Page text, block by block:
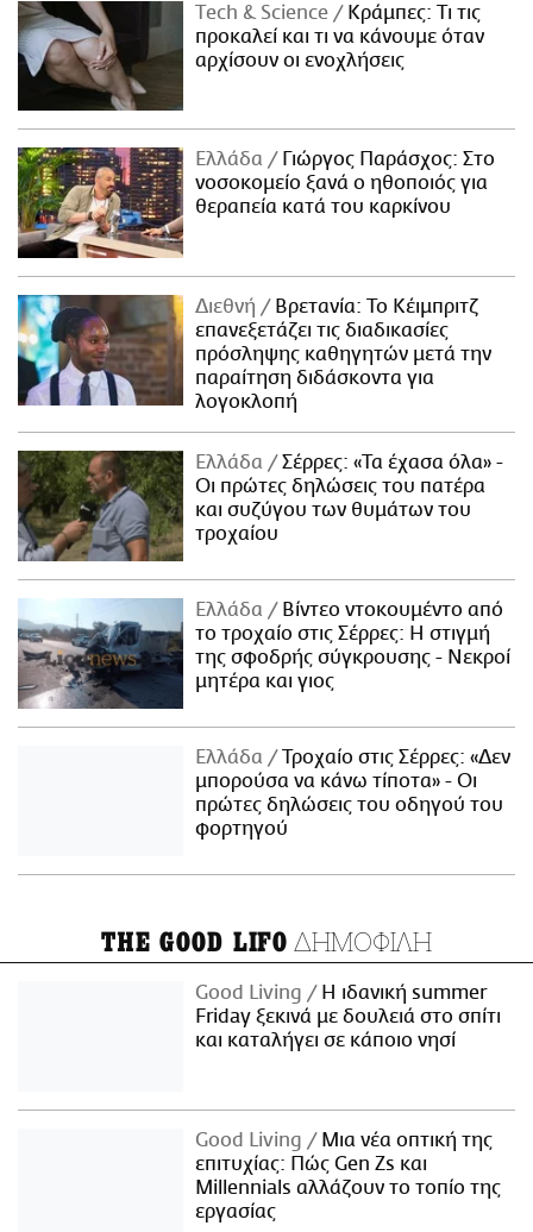
Τech & Science
Κράμπες: Τι τις
προκαλεί και τι να κάνουμε όταν
αρχίσουν οι ενοχλήσεις
Ελλάδα
Γιώργος Παράσχος: Στο
νοσοκομείο ξανά ο ηθοποιός για
θεραπεία κατά του καρκίνου
Διεθνή
Βρετανία: Το Κέιμπριτζ
επανεξετάζει τις διαδικασίες
πρόσληψης καθηγητών μετά την
παραίτηση διδάσκοντα για
λογοκλοπή
Ελλάδα
Σέρρες: «Τα έχασα όλα» -
Οι πρώτες δηλώσεις του πατέρα
και συζύγου των θυμάτων του
τροχαίου
Ελλάδα
Βίντεο ντοκουμέντο από
το τροχαίο στις Σέρρες: Η στιγμή
της σφοδρής σύγκρουσης - Νεκροί
μητέρα και γιος
Ελλάδα
Τροχαίο στις Σέρρες: «Δεν
μπορούσα να κάνω τίποτα» - Οι
πρώτες δηλώσεις του οδηγού του
φορτηγού
THE GOOD LIFO ΔΗΜΟΦΙΛΗ
Good Living
Η ιδανική summer
Friday ξεκινά με δουλειά στο σπίτι
και καταλήγει σε κάποιο νησί
Good Living
Μια νέα οπτική της
επιτυχίας: Πώς Gen Zs και
Millennials αλλάζουν το τοπίο της
εργασίας